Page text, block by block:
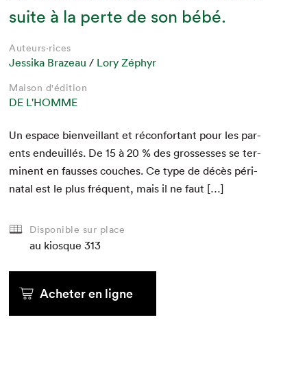
suite à la perte de son bébé.
Auteurs·rices
Jessika Brazeau / Lory Zéphyr
Maison d'édition
DE L'HOMME
Un espace bien­veil­lant et récon­for­t­ant pour les par­
ents endeuil­lés. De15 à20 % des grossess­es se ter­
mi­nent en fauss­es couch­es. Ce type de décès péri­
na­tal est le plus fréquent, mais il ne faut […]
Disponible sur place
au kiosque 313
Acheter en ligne